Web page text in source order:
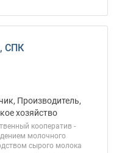
СПК
Производитель,
хозяйство
кооператив -
молочного
сырого молока